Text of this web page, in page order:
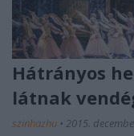
Hátrányos
látnak
szinhazhu • 2015.